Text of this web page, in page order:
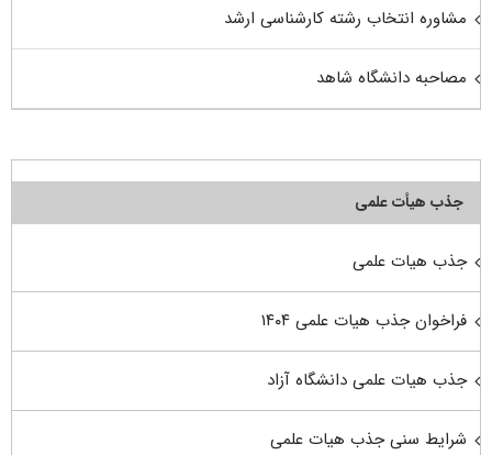
مشاوره انتخاب رشته کارشناسی ارشد
مصاحبه دانشگاه شاهد
جذب هیأت علمی
جذب هیات علمی
فراخوان جذب هیات علمی ۱۴۰۴
جذب هیات علمی دانشگاه آزاد
شرایط سنی جذب هیات علمی